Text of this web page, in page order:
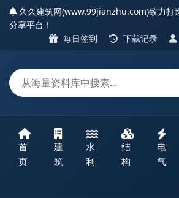
久久建筑网(www.99jianzhu.com)致力打
分享平台！
每日签到
下载记录
首
页
建
筑
水
利
结
构
电
气